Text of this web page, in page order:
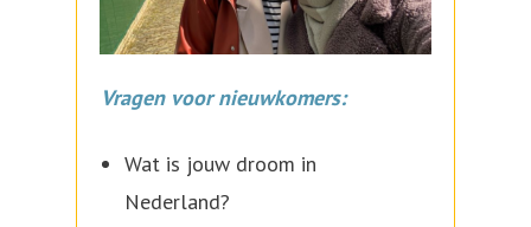
Vragen voor nieuwkomers:
Wat is jouw droom in
Nederland?